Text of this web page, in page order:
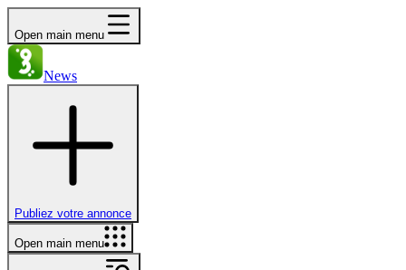
Open main menu
News
Publiez votre annonce
Open main menu